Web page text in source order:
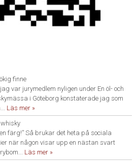
finne
var jurymedlem nyligen under En öl- och
i Göteborg konstaterade jag som
Läs mer »
färg!” Så brukar det heta på sociala
när någon visar upp en nästan svart
Läs mer »